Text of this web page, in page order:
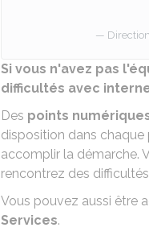
Si vous n'avez pas
difficultés avec
Des points
disposition dans
accomplir la démarche.
rencontrez des
Vous pouvez aussi être
Services.